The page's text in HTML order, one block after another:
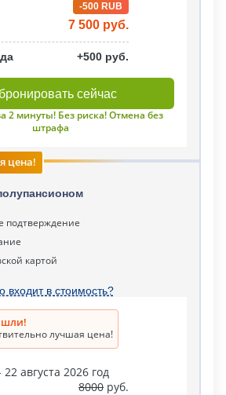
-500 RUB
7 500 руб.
+500 руб.
сейчас
2 минуты! Без риска! Отмена без
штрафа
цена!
подтверждение
картой
входит в стоимость?
лучшая цена!
22 августа 2026 год
8000 руб.